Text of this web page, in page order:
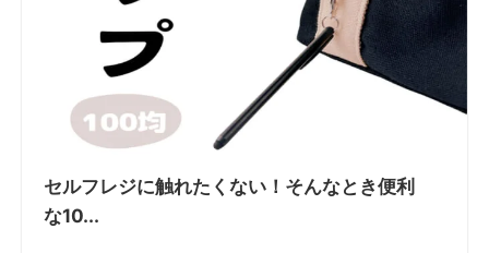
セルフレジに触れたくない！そんなとき便利
な10...